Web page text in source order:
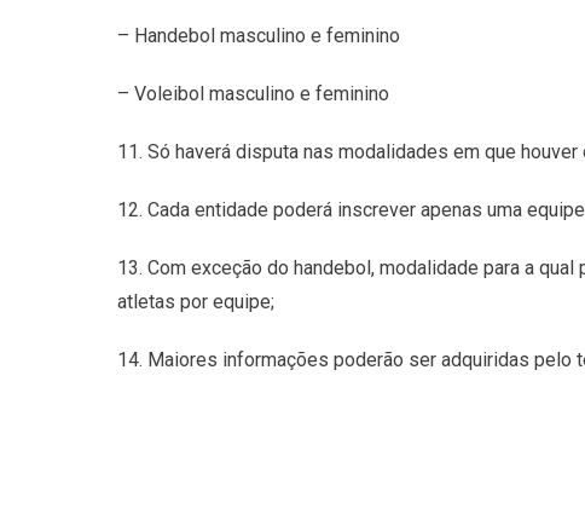
– Handebol masculino e feminino
– Voleibol masculino e feminino
11. Só haverá disputa nas modalidades em que
12. Cada entidade poderá inscrever apenas uma
13. Com exceção do handebol, modalidade para a
atletas por equipe;
14. Maiores informações poderão ser adquiridas